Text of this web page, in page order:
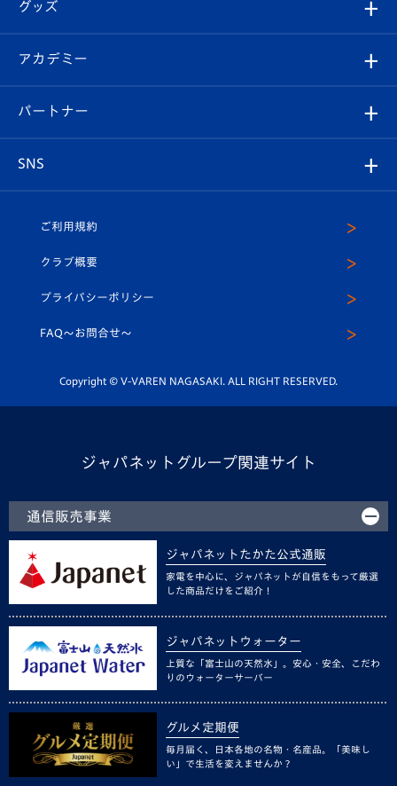
チケット
イベント
メディア
ホームタウン
スタッフプロフィール
マスコット紹介
平和祈念活動
ホームタウン活動
Revive Team
ヴィヴィくんの長崎おもてなしガイド
フォトギャラリー
スタジアムグルメ
V-LOVERS（ファンクラブ）
プレイヤーズスイート
グッズ
オンラインショップ
店舗情報
アカデミー
育成からのお知らせ
U-18
スクール
パートナー
SNS
ヴィヴィくんインスタグラム
公式LINE＠
ご利用規約
クラブ概要
プライバシーポリシー
FAQ〜お問合せ〜
Copyright © V-VAREN NAGASAKI. ALL RIGHT RESERVED.
ジャパネットグループ関連サイト
通信販売事業
ジャパネットたかた公式通販
家電を中心に、ジャパネットが自信をもって厳選
した商品だけをご紹介！
ジャパネットウォーター
上質な「富士山の天然水」。安心・安全、こだわ
りのウォーターサーバー
グルメ定期便
毎月届く、日本各地の名物・名産品。「美味し
い」で生活を変えませんか？